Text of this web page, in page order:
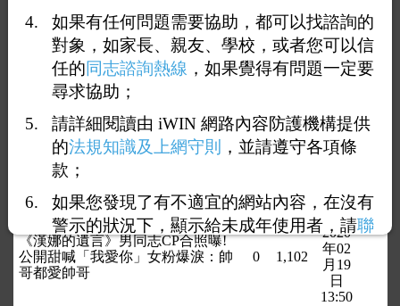
影／男同志穿白紗甜蜜步入婚姻
「我就是愛你的全部」
0 1,031
2020
年02
月19
日
老媽催抱孫 兒子講不出口是「同
0 1,136
Vera
2020
年02
13:58
《漢娜的遺言》男同志CP合照曝!
公開甜喊「我愛你」女粉爆淚：帥
哥都愛帥哥
0 1,102
Vera
2020
年02
月19
日
13:50
如果有任何問題需要協助，都可以找諮詢的
對象，如家長、親友、學校，或者您可以信
任的同志諮詢熱線 ，如果覺得有問題一定要
尋求協助；
請詳細閱讀由 iWIN 網路內容防護機構提供
的法規知識及上網守則
，並請遵守各項條
款；
如果您發現了有不適宜的網站內容，在沒有
警示的狀況下，顯示給未成年使用者，請聯
絡我們，謝謝您的合作。